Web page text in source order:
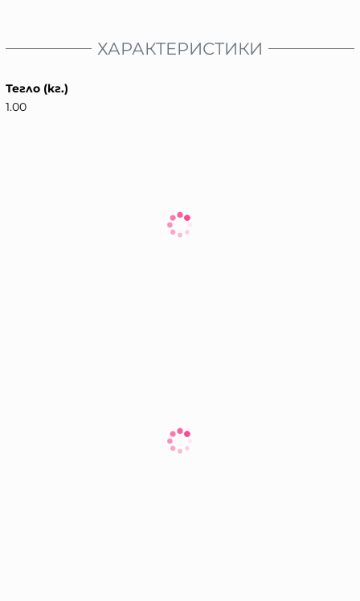
ХАРАКТЕРИСТИКИ
Тегло (кг.)
1.00